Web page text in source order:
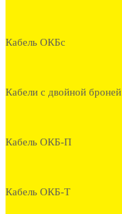
Кабель ОКБс
Кабели с двойной броней
Кабель ОКБ-П
Кабель ОКБ-Т